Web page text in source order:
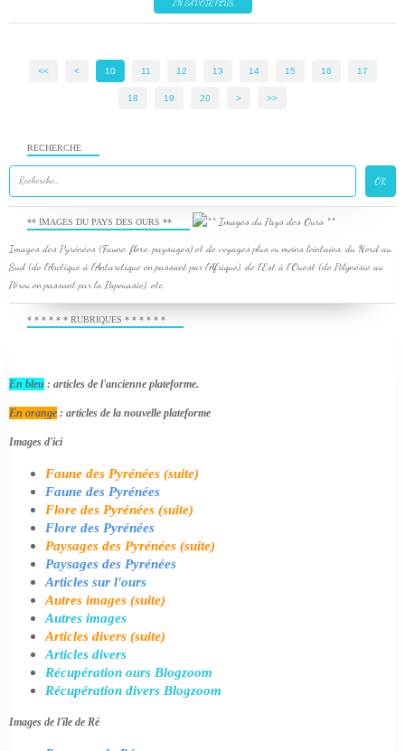
EN SAVOIR PLUS
<< < 10 11 12 13 14 15 16 17
18 19 20 > >>
RECHERCHE
** IMAGES DU PAYS DES OURS **
Images des Pyrénées (Faune, flore, paysages) et de voyages plus ou moins lointains, du Nord au
Sud (de l'Arctique à l'Antarctique en passant par l'Afrique), de l'Est à l'Ouest (de Polynésie au
Pérou en passant par la Papouasie), etc.
* * * * * * RUBRIQUES * * * * * *
En bleu : articles de l'ancienne plateforme.
En orange : articles de la nouvelle plateforme
Images d'ici
Faune des Pyrénées (suite)
Faune des Pyrénées
Flore des Pyrénées (suite)
Flore des Pyrénées
Paysages des Pyrénées (suite)
Paysages des Pyrénées
Articles sur l'ours
Autres images (suite)
Autres images
Articles divers (suite)
Articles divers
Récupération ours Blogzoom
Récupération divers Blogzoom
Images de l'île de Ré